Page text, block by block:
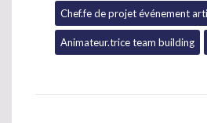
Chef.fe de projet événement
Animateur.trice team building